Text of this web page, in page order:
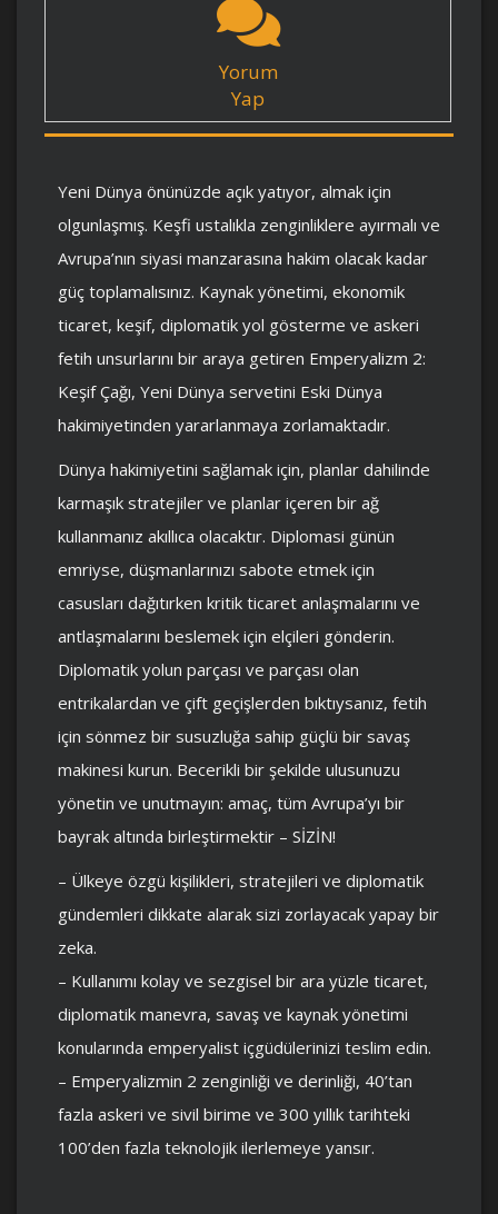
Yorum
Yap
Yeni Dünya önünüzde açık yatıyor, almak için
olgunlaşmış. Keşfi ustalıkla zenginliklere ayırmalı ve
Avrupa’nın siyasi manzarasına hakim olacak kadar
güç toplamalısınız. Kaynak yönetimi, ekonomik
ticaret, keşif, diplomatik yol gösterme ve askeri
fetih unsurlarını bir araya getiren Emperyalizm 2:
Keşif Çağı, Yeni Dünya servetini Eski Dünya
hakimiyetinden yararlanmaya zorlamaktadır.
Dünya hakimiyetini sağlamak için, planlar dahilinde
karmaşık stratejiler ve planlar içeren bir ağ
kullanmanız akıllıca olacaktır. Diplomasi günün
emriyse, düşmanlarınızı sabote etmek için
casusları dağıtırken kritik ticaret anlaşmalarını ve
antlaşmalarını beslemek için elçileri gönderin.
Diplomatik yolun parçası ve parçası olan
entrikalardan ve çift geçişlerden bıktıysanız, fetih
için sönmez bir susuzluğa sahip güçlü bir savaş
makinesi kurun. Becerikli bir şekilde ulusunuzu
yönetin ve unutmayın: amaç, tüm Avrupa’yı bir
bayrak altında birleştirmektir – SİZİN!
– Ülkeye özgü kişilikleri, stratejileri ve diplomatik
gündemleri dikkate alarak sizi zorlayacak yapay bir
zeka.
– Kullanımı kolay ve sezgisel bir ara yüzle ticaret,
diplomatik manevra, savaş ve kaynak yönetimi
konularında emperyalist içgüdülerinizi teslim edin.
– Emperyalizmin 2 zenginliği ve derinliği, 40’tan
fazla askeri ve sivil birime ve 300 yıllık tarihteki
100’den fazla teknolojik ilerlemeye yansır.